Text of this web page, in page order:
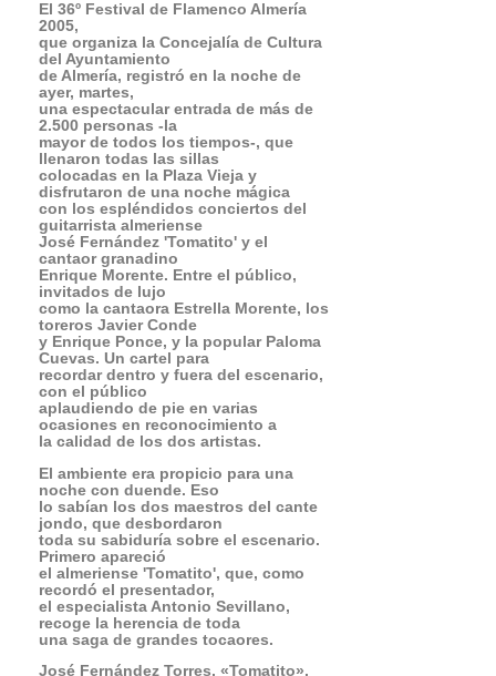
mayor de todos los tiempos-, que
llenaron todas las sillas
colocadas en la Plaza Vieja y
disfrutaron de una noche mágica
con los espléndidos conciertos del
guitarrista almeriense
José Fernández 'Tomatito' y el
cantaor granadino
Enrique Morente. Entre el público,
invitados de lujo
como la cantaora Estrella Morente, los
toreros Javier Conde
y Enrique Ponce, y la popular Paloma
Cuevas. Un cartel para
recordar dentro y fuera del escenario,
con el público
aplaudiendo de pie en varias
ocasiones en reconocimiento a
la calidad de los dos artistas.
El ambiente era propicio para una
noche con duende. Eso
lo sabían los dos maestros del cante
jondo, que desbordaron
toda su sabiduría sobre el escenario.
Primero apareció
el almeriense 'Tomatito', que, como
el especialista Antonio Sevillano,
recoge la herencia de toda
una saga de grandes tocaores.
José Fernández Torres, «Tomatito»,
maravilló con ese toque tan personal
que tiene y que
tantos éxitos le está proporcionando.
Bulerías,
rondeñas y otros muchos palos
durante más de
los aficionados. Tocó